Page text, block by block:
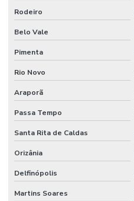
Rodeiro
Belo Vale
Pimenta
Rio Novo
Araporã
Passa Tempo
Santa Rita de Caldas
Orizânia
Delfinópolis
Martins Soares